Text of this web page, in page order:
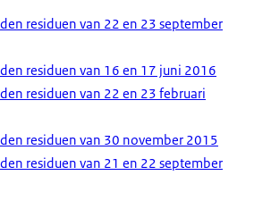
residuen van 22 en 23 september
residuen van 16 en 17 juni 2016
residuen van 22 en 23 februari
residuen van 30 november 2015
residuen van 21 en 22 september